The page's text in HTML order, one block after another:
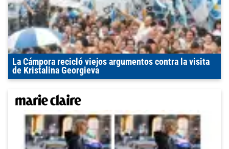
La Cámpora recicló viejos argumentos contra la visita
de Kristalina Georgieva